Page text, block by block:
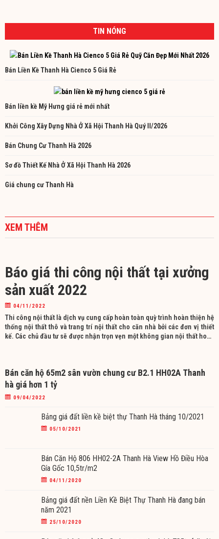
TIN NÓNG
Bán Liền Kề Thanh Hà Cienco 5 Giá Rẻ
Bán liền kề Mỹ Hưng giá rẻ mới nhất
Khởi Công Xây Dựng Nhà Ở Xã Hội Thanh Hà Quý II/2026
Bán Chung Cư Thanh Hà 2026
Sơ đồ Thiết Kế Nhà Ở Xã Hội Thanh Hà 2026
Giá chung cư Thanh Hà
XEM THÊM
Báo giá thi công nội thất tại xưởng
sản xuất 2022
04/11/2022
Thi công nội thất là dịch vụ cung cấp hoàn toàn quỳ trình hoàn thiện hệ
thống nội thất thô và trang trí nội thất cho căn nhà bởi các đơn vị thiết
kế. Các chủ đầu tư sẽ được nhận trọn vẹn một không gian nội thất hoàn
Bán căn hộ 65m2 sân vườn chung cư B2.1 HH02A Thanh
hà giá hơn 1 tỷ
09/04/2022
Bảng giá đất liền kề biệt thự Thanh Hà tháng 10/2021
05/10/2021
Bán Căn Hộ 806 HH02-2A Thanh Hà View Hồ Điều Hòa
Gía Gốc 10,5tr/m2
04/11/2020
Bảng giá đất nền Liền Kề Biệt Thự Thanh Hà đang bán
năm 2021
25/10/2020